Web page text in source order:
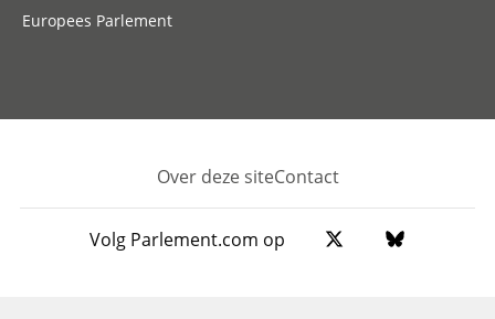
Europees Parlement
Footer
Over deze siteContact
Volg Parlement.com op